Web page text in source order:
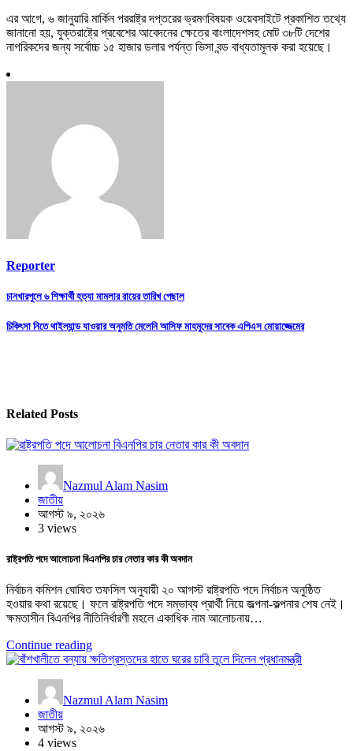
এর আগে, ৬ জানুয়ারি মার্কিন পররাষ্ট্র দপ্তরের ভ্রমণবিষয়ক ওয়েবসাইটে প্রকাশিত তথ্যে
জানানো হয়, যুক্তরাষ্ট্রে প্রবেশের আবেদনের ক্ষেত্রে বাংলাদেশসহ মোট ৩৮টি দেশের
নাগরিকদের জন্য সর্বোচ্চ ১৫ হাজার ডলার পর্যন্ত ভিসা বন্ড বাধ্যতামূলক করা হয়েছে।
Reporter
Post
navigation
চানখারপুলে ৬ শিক্ষার্থী হত্যা মামলার রায়ের তারিখ পেছাল
চিকিৎসা নিতে থাইল্যান্ড যাওয়ার অনুমতি মেলেনি আসিফ মাহমুদের সাবেক এপিএস মোয়াজ্জেমের
Related Posts
Nazmul Alam Nasim
জাতীয়
আগস্ট ৯, ২০২৬
3 views
রাষ্ট্রপতি পদে আলোচনা বিএনপির চার নেতার কার কী অবদান
নির্বাচন কমিশন ঘোষিত তফসিল অনুযায়ী ২০ আগস্ট রাষ্ট্রপতি পদে নির্বাচন অনুষ্ঠিত
হওয়ার কথা রয়েছে। ফলে রাষ্ট্রপতি পদে সম্ভাব্য প্রার্থী নিয়ে জল্পনা-কল্পনার শেষ নেই।
ক্ষমতাসীন বিএনপির নীতিনির্ধারণী মহলে একাধিক নাম আলোচনায়…
Continue reading
Nazmul Alam Nasim
জাতীয়
আগস্ট ৯, ২০২৬
4 views